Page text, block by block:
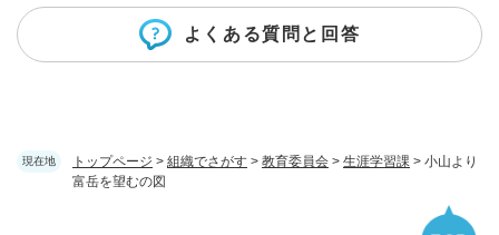
現在地 トップページ > 組織でさがす > 教育委員会 > 生涯学習課 > 小山より
富岳を望むの図
よくある質問と回答